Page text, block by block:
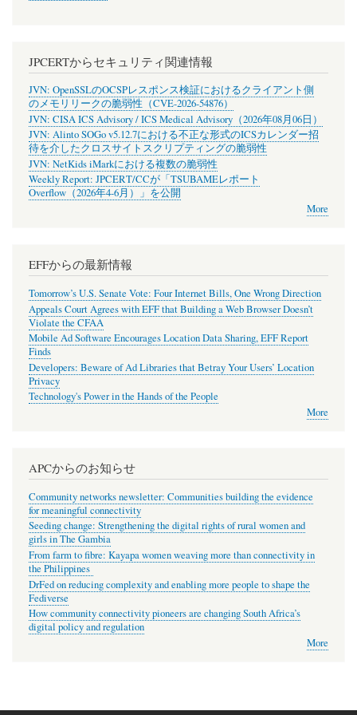
JPCERTからセキュリティ関連情報
JVN: OpenSSLのOCSPレスポンス検証におけるクライアント側
のメモリリークの脆弱性（CVE-2026-54876）
JVN: CISA ICS Advisory / ICS Medical Advisory（2026年08月06日）
JVN: Alinto SOGo v5.12.7における不正な形式のICSカレンダー招
待を介したクロスサイトスクリプティングの脆弱性
JVN: NetKids iMarkにおける複数の脆弱性
Weekly Report: JPCERT/CCが「TSUBAMEレポート
Overflow（2026年4-6月）」を公開
More
EFFからの最新情報
Tomorrow’s U.S. Senate Vote: Four Internet Bills, One Wrong Direction
Appeals Court Agrees with EFF that Building a Web Browser Doesn’t
Violate the CFAA
Mobile Ad Software Encourages Location Data Sharing, EFF Report
Finds
Developers: Beware of Ad Libraries that Betray Your Users’ Location
Privacy
Technology's Power in the Hands of the People
More
APCからのお知らせ
Community networks newsletter: Communities building the evidence
for meaningful connectivity
Seeding change: Strengthening the digital rights of rural women and
girls in The Gambia
From farm to fibre: Kayapa women weaving more than connectivity in
the Philippines
DrFed on reducing complexity and enabling more people to shape the
Fediverse
How community connectivity pioneers are changing South Africa’s
digital policy and regulation
More